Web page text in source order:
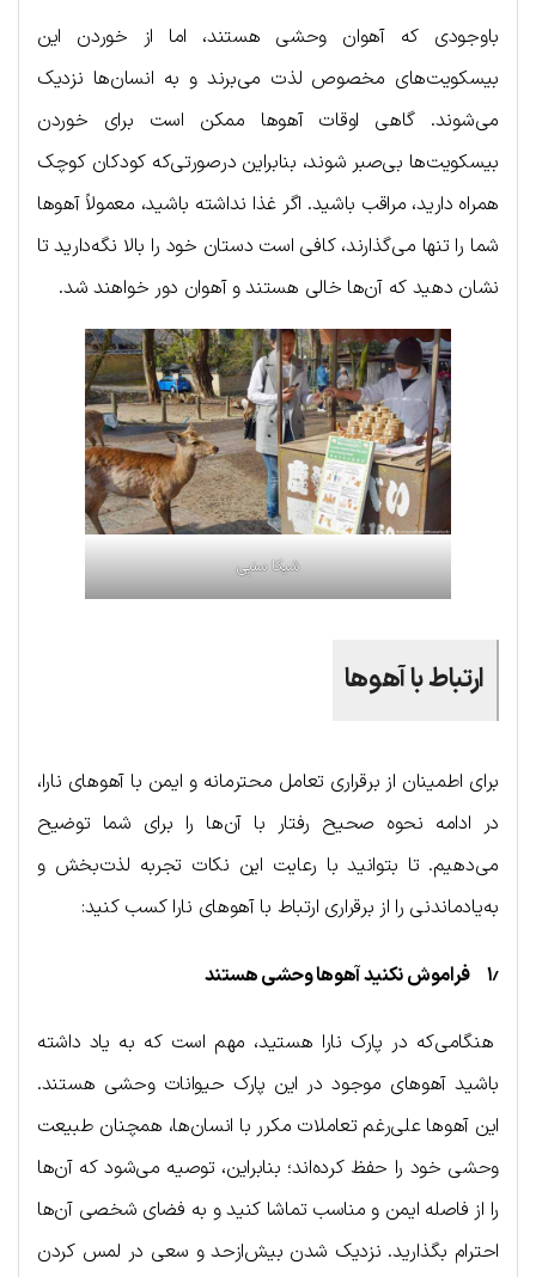
باوجودی که آهوان وحشی هستند، اما از خوردن این
بیسکویت‌های مخصوص لذت می‌برند و به انسان‌ها نزدیک
می‌شوند. گاهی اوقات آهوها ممکن است برای خوردن
بیسکویت‌ها بی‌صبر شوند، بنابراین درصورتی‌که کودکان کوچک
همراه دارید، مراقب باشید. اگر غذا نداشته باشید، معمولاً آهوها
شما را تنها می‌گذارند، کافی است دستان خود را بالا نگه‌دارید تا
نشان دهید که آن‌ها خالی هستند و آهوان دور خواهند شد.
شیکا سنبِی
ارتباط با آهوها
برای اطمینان از برقراری تعامل محترمانه و ایمن با آهوهای نارا،
در ادامه نحوه صحیح رفتار با آن‌ها را برای شما توضیح
می‌دهیم. تا بتوانید با رعایت این نکات تجربه لذت‌بخش و
به‌یادماندنی را از برقراری ارتباط با آهوهای نارا کسب کنید:
۱٫ فراموش نکنید آهوها وحشی هستند
هنگامی‌که در پارک نارا هستید، مهم است که به یاد داشته
باشید آهوهای موجود در این پارک حیوانات وحشی هستند.
این آهوها علی‌رغم تعاملات مکرر با انسان‌ها، همچنان طبیعت
وحشی خود را حفظ کرده‌اند؛ بنابراین، توصیه می‌شود که آن‌ها
را از فاصله ایمن و مناسب تماشا کنید و به فضای شخصی آن‌ها
احترام بگذارید. نزدیک شدن بیش‌ازحد و سعی در لمس کردن